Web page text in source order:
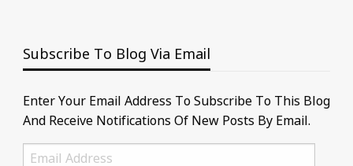
Subscribe To Blog Via Email
Enter Your Email Address To Subscribe To This Blog
And Receive Notifications Of New Posts By Email.
Email